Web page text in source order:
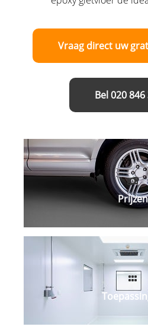
Vraag direct uw
Bel 020 846
Prijzen